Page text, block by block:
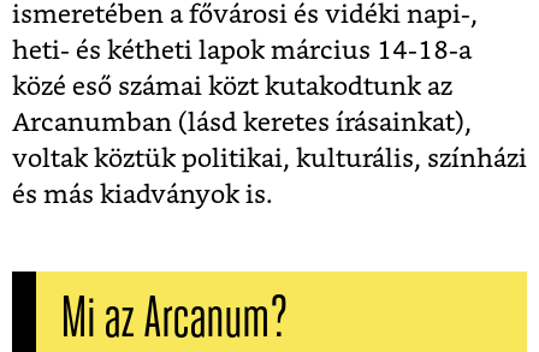
ismeretében a fővárosi és vidéki napi-,
heti- és kétheti lapok március 14-18-a
közé eső számai közt kutakodtunk az
Arcanumban (lásd keretes írásainkat),
voltak köztük politikai, kulturális, színházi
és más kiadványok is.
Mi az Arcanum?